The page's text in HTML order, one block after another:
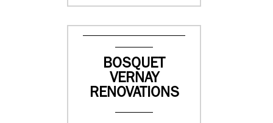
BOSQUET
VERNAY
RENOVATIONS